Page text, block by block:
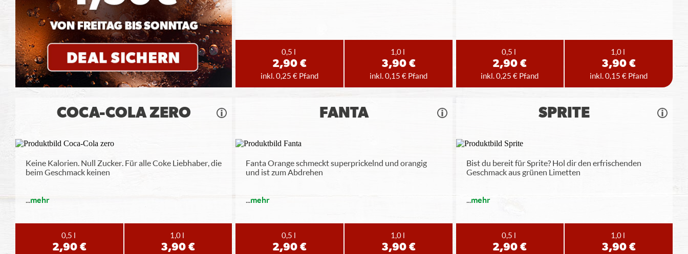
0,5 l
2,90 €
inkl. 0,25 € Pfand
1,0 l
3,90 €
inkl. 0,15 € Pfand
0,5 l
2,90 €
inkl. 0,25 € Pfand
1,0 l
3,90 €
inkl. 0,15 € Pfand
COCA-COLA ZERO
Keine Kalorien. Null Zucker. Für alle Coke Liebhaber, die
beim Geschmack keinen
...mehr
0,5 l
2,90 €
1,0 l
3,90 €
FANTA
Fanta Orange schmeckt superprickelnd und orangig
und ist zum Abdrehen
...mehr
0,5 l
2,90 €
1,0 l
3,90 €
SPRITE
Bist du bereit für Sprite? Hol dir den erfrischenden
Geschmack aus grünen Limetten
...mehr
0,5 l
2,90 €
1,0 l
3,90 €